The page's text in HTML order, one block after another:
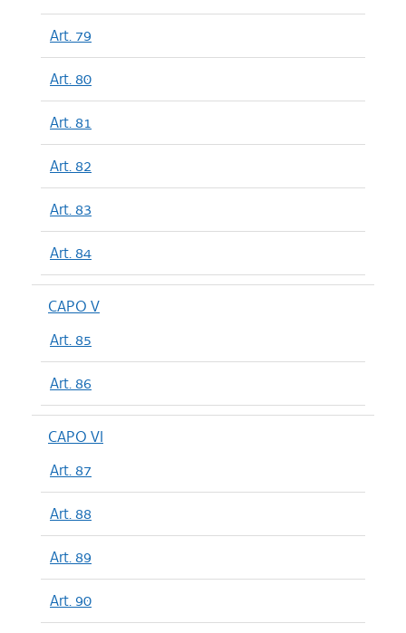
Art. 79
Art. 80
Art. 81
Art. 82
Art. 83
Art. 84
CAPO V
Art. 85
Art. 86
CAPO VI
Art. 87
Art. 88
Art. 89
Art. 90